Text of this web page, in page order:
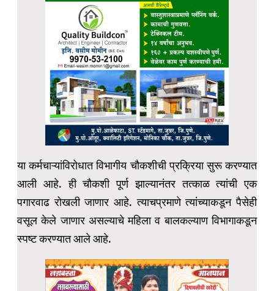
या कर्मचाऱ्यांविरोधात विभागीय चौकशीची प्रक्रिया सुरू करण्यात
आली आहे. ही चौकशी पूर्ण झाल्यानंतर तत्काळ त्यांची एक
पगारवाढ रोखली जाणार आहे. त्याचप्रमाणे त्यांच्याकडून पैसेही
वसूल केले जाणार असल्याचे महिला व बालकल्याण विभागाकडून
स्पष्ट करण्यात आले आहे.